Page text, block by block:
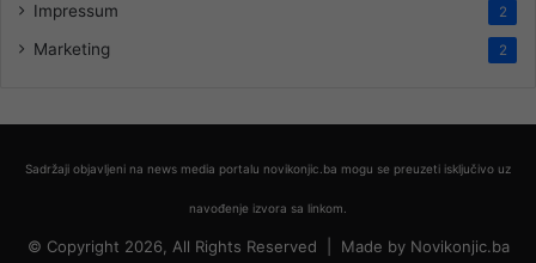
Impressum 2
Marketing 2
Sadržaji objavljeni na news media portalu novikonjic.ba mogu se preuzeti isključivo uz
navođenje izvora sa linkom.
© Copyright 2026, All Rights Reserved | Made by Novikonjic.ba